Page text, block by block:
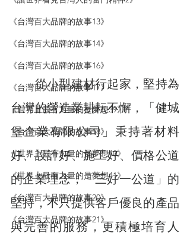
《台灣百大品牌的故事13》
《台灣百大品牌的故事14》
《台灣百大品牌的故事16》
《台灣百大品牌的故事17》
《世界上最有力量的是夢想39》
《台灣百大品牌的故事18》
《世界上最有力量的是夢想40》
《世界上最有力量的是夢想41》
《台灣百大品牌的故事20》
《台灣百大品牌的故事21》
從小型建材行起家，堅持為
台灣的營造業耕耘不懈，「健城
堡企業有限公司」秉持著材料
好、設計好、施工好、價格公道
的企業理念，「三好一公道」的
堅持，不只提供客戶優良的產品
與完善的服務，更積極培育人